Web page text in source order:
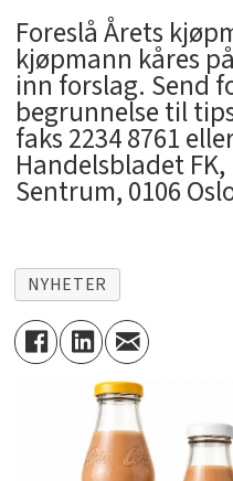
Foreslå Årets
kjøpmann kåres
inn forslag. Send
begrunnelse til
faks 2234 8761
Handelsbladet
Sentrum, 0106
NYHETER